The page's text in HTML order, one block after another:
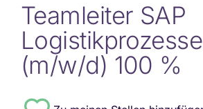
Teamleiter SAP
Logistikprozesse
(m/w/d) 100 %